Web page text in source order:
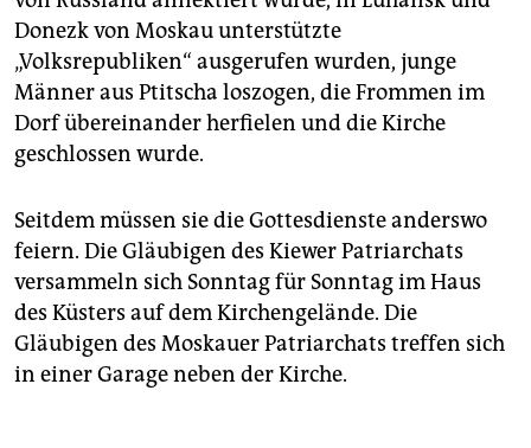
Donezk von Moskau unterstützte
„Volksrepubliken“ ausgerufen wurden, junge
Männer aus ­Ptitscha loszogen, die Frommen im
Dorf übereinander herfielen und die Kirche
geschlossen wurde.
Seitdem müssen sie die Gottesdienste anderswo
feiern. Die Gläubigen des Kiewer Patriarchats
versammeln sich Sonntag für Sonntag im Haus
des Küsters auf dem Kirchengelände. Die
Gläubigen des Moskauer Patriarchats treffen sich
in einer Garage neben der Kirche.